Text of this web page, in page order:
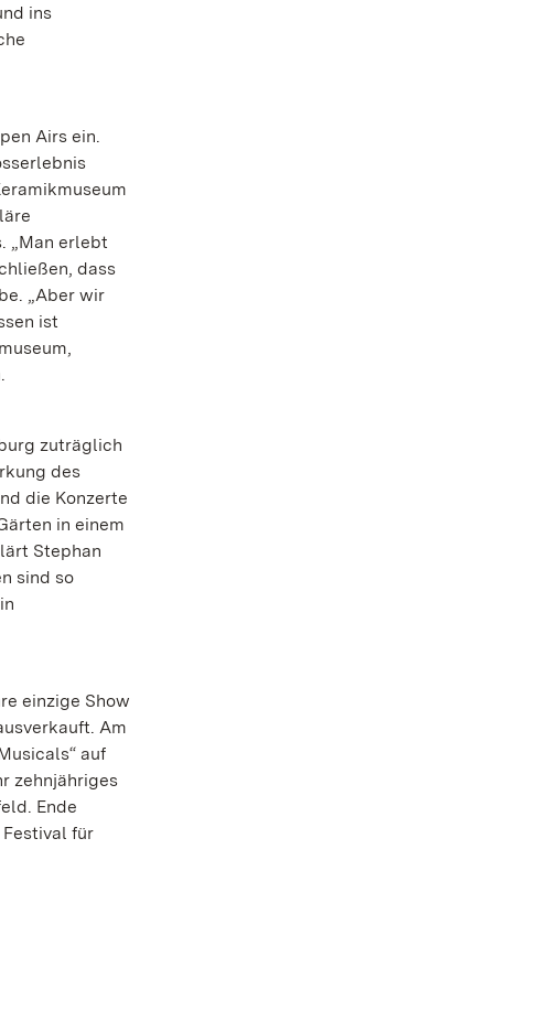
ins
Airs ein.
„Man erlebt
dass
„Aber wir
ist
zuträglich
des
die Konzerte
in einem
Stephan
sind so
einzige Show
Am
auf
zehnjähriges
Ende
für